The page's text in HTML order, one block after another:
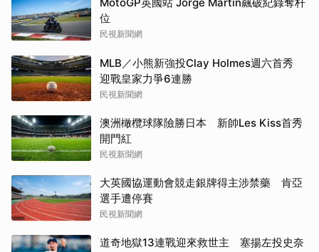
位
民視新聞網
MLB／小熊新強投Clay Holmes週六首秀
迎戰皇家力爭6連勝
民視新聞網
澳洲橄欖球隊險勝日本 新帥Les Kiss首秀
開門紅
民視新聞網
大英國協運動會競走銀牌得主涉禁藥 肯亞
選手遭停賽
民視新聞網
道奇地獄13連戰迎來救世主 塞揚左投史奈